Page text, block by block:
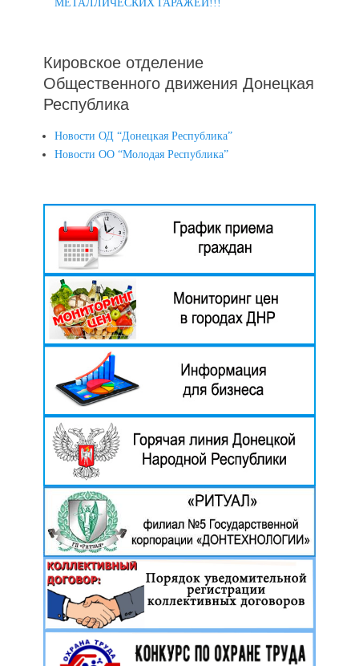
МЕТАЛЛИЧЕСКИХ ГАРАЖЕЙ!!!
Кировское отделение
Общественного движения Донецкая
Республика
Новости ОД “Донецкая Республика”
Новости ОО “Молодая Республика”